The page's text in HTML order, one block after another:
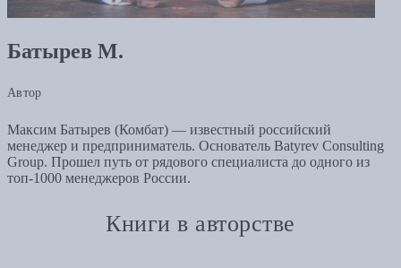
Батырев М.
Автор
Максим Батырев (Комбат) — известный российский
менеджер и предприниматель. Основатель Batyrev Consulting
Group. Прошел путь от рядового специалиста до одного из
топ-1000 менеджеров России.
Книги в авторстве